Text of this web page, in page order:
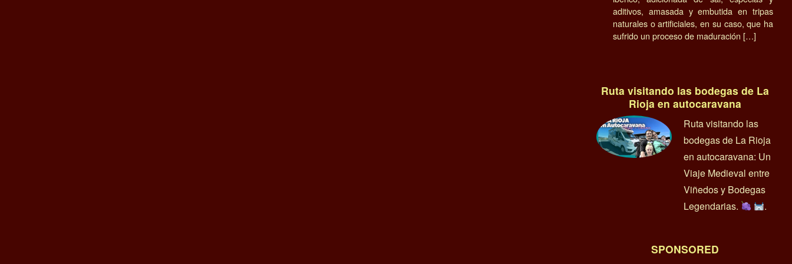
aditivos, amasada y embutida en tripas
naturales o artificiales, en su caso, que ha
sufrido un proceso de maduración […]
Ruta visitando las bodegas de La
Rioja en autocaravana
Ruta visitando las
bodegas de La Rioja
en autocaravana: Un
Viaje Medieval entre
Viñedos y Bodegas
Legendarias.
.
SPONSORED